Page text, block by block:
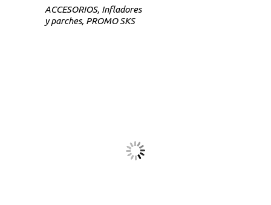
ACCESORIOS, Infladores
y parches, PROMO SKS